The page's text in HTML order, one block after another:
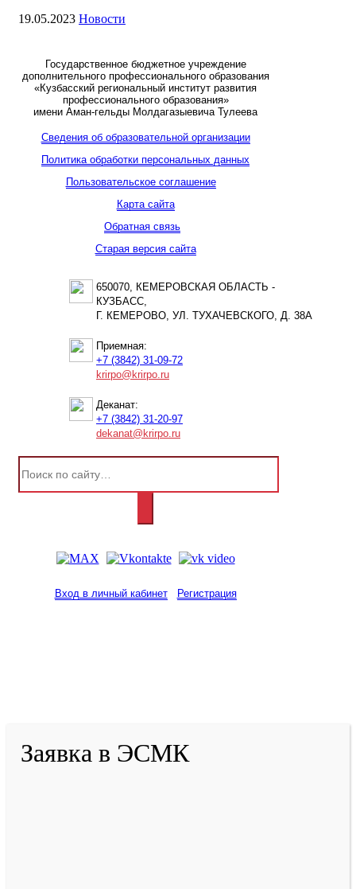
19.05.2023 Новости
Государственное бюджетное учреждение
дополнительного профессионального образования
«Кузбасский региональный институт развития
профессионального образования»
имени Аман-гельды Молдагазыевича Тулеева
Сведения об образовательной организации
Политика обработки персональных данных
Пользовательское соглашение
Карта сайта
Обратная связь
Старая версия сайта
650070, КЕМЕРОВСКАЯ ОБЛАСТЬ -
КУЗБАСС,
Г. КЕМЕРОВО, УЛ. ТУХАЧЕВСКОГО, Д. 38А
Приемная:
+7 (3842) 31-09-72
krirpo@krirpo.ru
Деканат:
+7 (3842) 31-20-97
dekanat@krirpo.ru
Вход в личный кабинет Регистрация
Заявка в ЭСМК